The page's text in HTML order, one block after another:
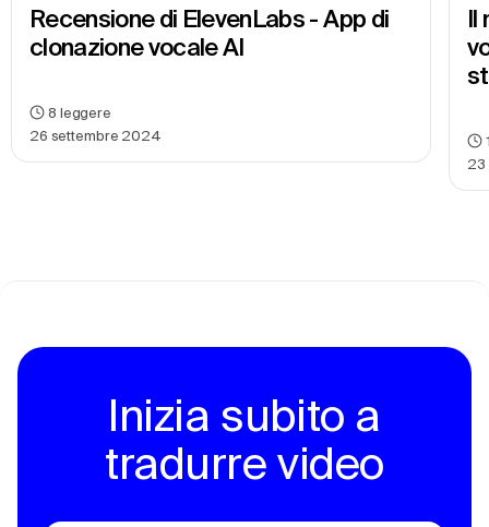
Recensione di ElevenLabs - App di
clonazione vocale AI
26 settembre 2024
8 leggere
Il
23
Inizia subito a
tradurre video